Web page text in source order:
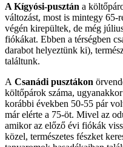
A Kígyósi-pusztán a
változást, most is mintegy
végén kirepültek, de még
fiókákat. Ebben a térségben
darabot helyeztünk ki),
találtunk.
A Csanádi pusztákon
költőpárok száma,
korábbi években 50-55 pár
már elérte a 75-öt. Mivel az
amikor az előző évi fiókák
közel, természetes fészket